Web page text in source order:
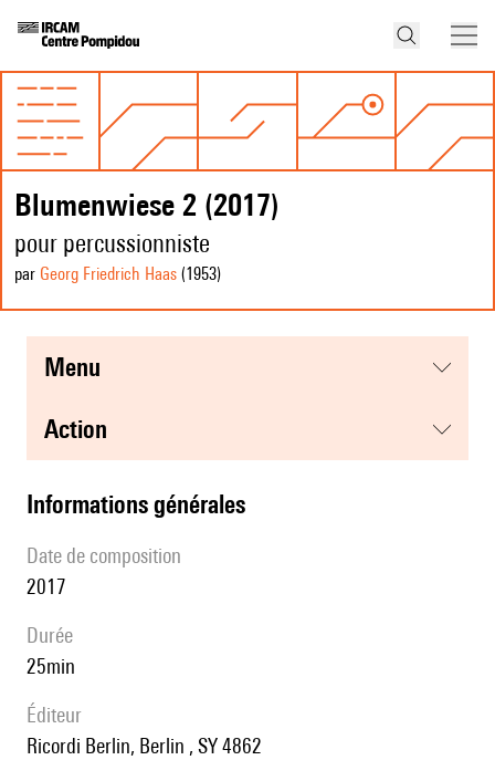
Blumenwiese 2 (2017)
pour percussionniste
par Georg Friedrich Haas (1953)
menu
action
informations générales
date de composition
2017
durée
25min
éditeur
Ricordi Berlin, Berlin , SY 4862